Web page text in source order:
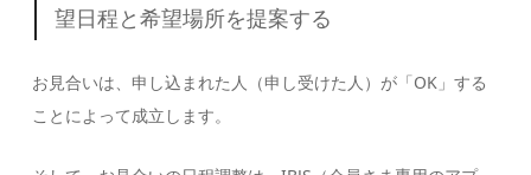
望日程と希望場所を提案する
お見合いは、申し込まれた人（申し受けた人）が「OK」する
ことによって成立します。